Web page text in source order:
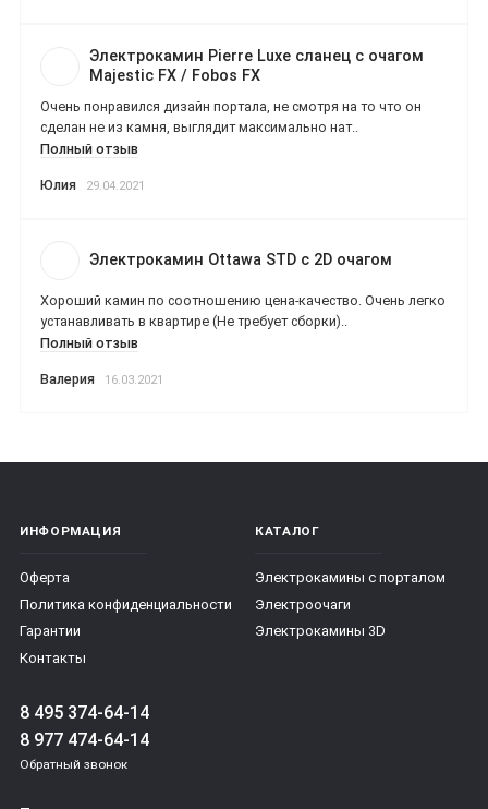
Электрокамин Pierre Luxe сланец с очагом
Majestic FX / Fobos FX
Очень понравился дизайн портала, не смотря на то что он
сделан не из камня, выглядит максимально нат..
Полный отзыв
Юлия 29.04.2021
Электрокамин Ottawa STD с 2D очагом
Хороший камин по соотношению цена-качество. Очень легко
устанавливать в квартире (Не требует сборки)..
Полный отзыв
Валерия 16.03.2021
ИНФОРМАЦИЯ
Оферта
Политика конфиденциальности
Гарантии
Контакты
КАТАЛОГ
Электрокамины с порталом
Электроочаги
Электрокамины 3D
8 495 374-64-14
8 977 474-64-14
Обратный звонок